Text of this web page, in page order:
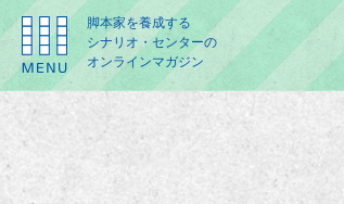
脚本家を養成する
シナリオ・センターの
オンラインマガジン